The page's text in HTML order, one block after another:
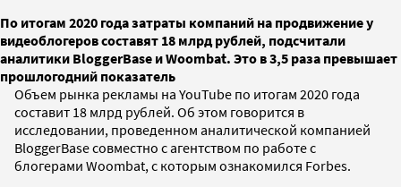
По итогам 2020 года затраты компаний на продвижение у
видеоблогеров составят 18 млрд рублей, подсчитали
аналитики BloggerBase и Woombat. Это в 3,5 раза превышает
прошлогодний показатель
Объем рынка рекламы на YouTube по итогам 2020 года
составит 18 млрд рублей. Об этом говорится в
исследовании, проведенном аналитической компанией
BloggerBase совместно с агентством по работе с
блогерами Woombat, с которым ознакомился Forbes.